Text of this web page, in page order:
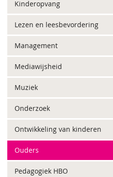
Kinderopvang
Lezen en leesbevordering
Management
Mediawijsheid
Muziek
Onderzoek
Ontwikkeling van kinderen
Ouders
Pedagogiek HBO